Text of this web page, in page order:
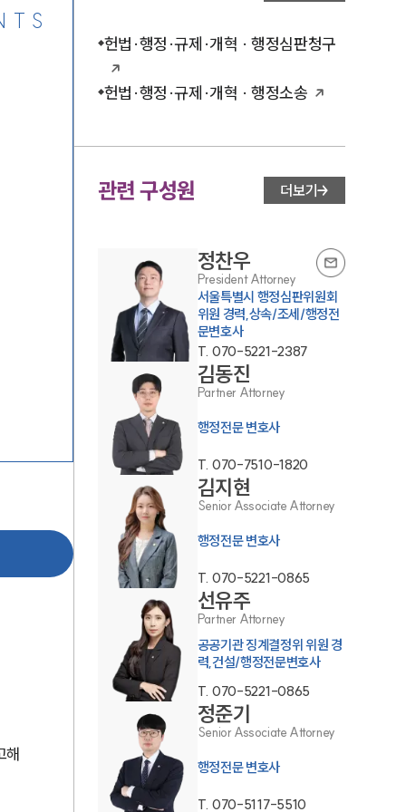
그룹소개
그룹소개
대륜의 강점
오시는 길
글로벌 파트너 로펌
고객의 소리
해
헌법·행정·규제·개혁 · 행정심판청구
헌법·행정·규제·개혁 · 행정소송
관련 구성원 더보기
정찬우
President Attorney
서울특별시 행정심판위원회
위원 경력,상속/조세/행정전
문변호사
T. 070-5221-2387
김동진
Partner Attorney
행정전문 변호사
T. 070-7510-1820
김지현
Senior Associate Attorney
행정전문 변호사
T. 070-5221-0865
선유주
Partner Attorney
공공기관 징계결정위 위원 경
력,건설/행정전문변호사
T. 070-5221-0865
정준기
Senior Associate Attorney
행정전문 변호사
T. 070-5117-5510